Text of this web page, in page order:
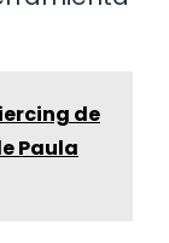
de
Paula